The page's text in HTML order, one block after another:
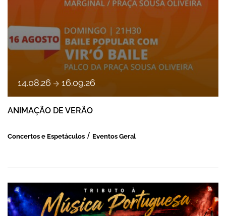
14.08.26 a 16.09.26
ANIMAÇÃO DE VERÃO
Concertos e Espetáculos Eventos Geral
ESPETÁCULO DE MÚSICA PORTUGUESA